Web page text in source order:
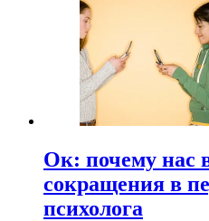
Ок: почему нас
сокращения в
психолога